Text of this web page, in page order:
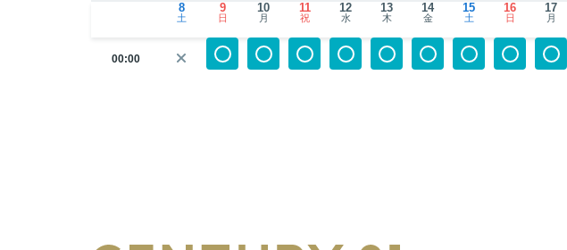
8
土
9
日
10
月
11
祝
12
水
13
木
14
金
15
土
16
日
17
月
00:00